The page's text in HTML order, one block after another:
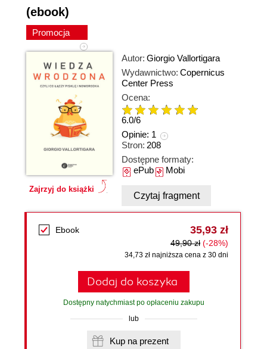
(ebook)
Promocja
Zajrzyj do książki
Autor: Giorgio Vallortigara
Wydawnictwo: Copernicus
Center Press
Ocena:
6.0/6
Opinie: 1
Stron: 208
Dostępne formaty:
ePubMobi
Czytaj fragment
Ebook 35,93 zł
49,90 zł (-28%)
34,73 zł najniższa cena z 30 dni
Dodaj do koszyka
Dostępny natychmiast po opłaceniu zakupu
lub
Kup na prezent